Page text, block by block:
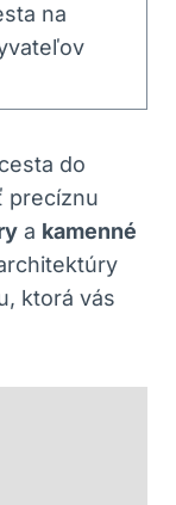
na
⁣do
precíznu
a kamenné
ktorá vás